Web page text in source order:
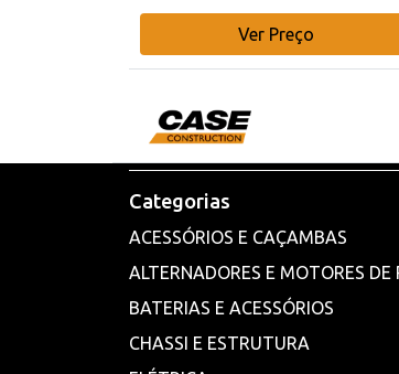
Ver Preço
Categorias
ACESSÓRIOS E CAÇAMBAS
ALTERNADORES E MOTORES DE
BATERIAS E ACESSÓRIOS
CHASSI E ESTRUTURA